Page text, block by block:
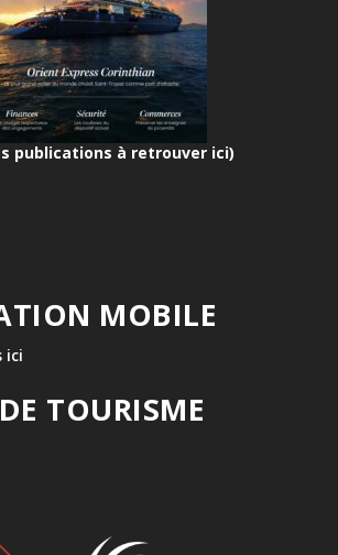
publications à retrouver ici)
MOBILE
ici
TOURISME